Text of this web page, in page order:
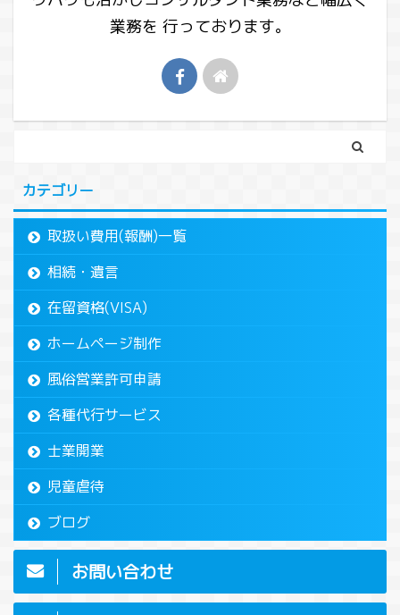
業務を 行っております。
カテゴリー
取扱い費用(報酬)一覧
相続・遺言
在留資格(VISA)
ホームページ制作
風俗営業許可申請
各種代行サービス
士業開業
児童虐待
ブログ
お問い合わせ